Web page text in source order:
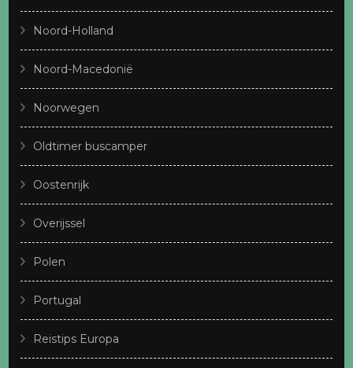
Noord-Holland
Noord-Macedonië
Noorwegen
Oldtimer buscamper
Oostenrijk
Overijssel
Polen
Portugal
Reistips Europa